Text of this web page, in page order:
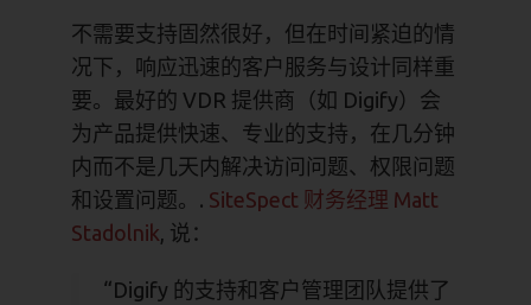
不需要支持固然很好，但在时间紧迫的情
况下，响应迅速的客户服务与设计同样重
要。最好的 VDR 提供商（如 Digify）会
为产品提供快速、专业的支持，在几分钟
内而不是几天内解决访问问题、权限问题
和设置问题。. SiteSpect 财务经理 Matt
Stadolnik, 说：
“Digify 的支持和客户管理团队提供了